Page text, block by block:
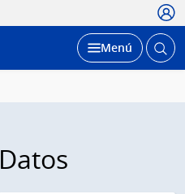
Desplegar
Menú Abrir